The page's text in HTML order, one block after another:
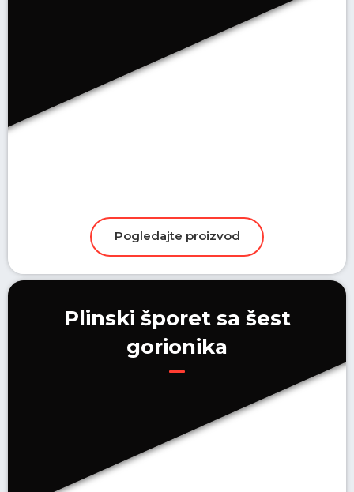
Plinski šporet sa šest
gorionika